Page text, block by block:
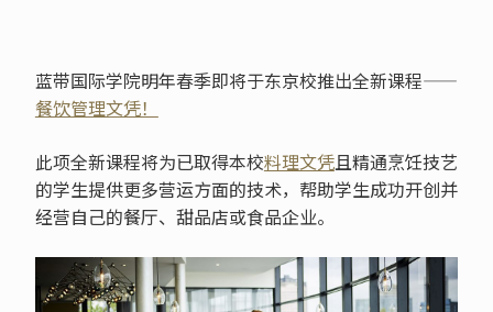
蓝带国际学院明年春季即将于东京校推出全新课程——
餐饮管理文凭！
此项全新课程将为已取得本校料理文凭且精通烹饪技艺
的学生提供更多营运方面的技术，帮助学生成功开创并
经营自己的餐厅、甜品店或食品企业。